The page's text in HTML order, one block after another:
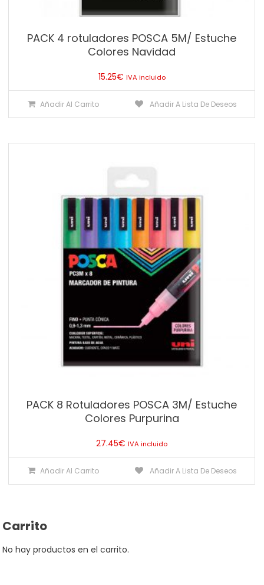
PACK 4 rotuladores POSCA 5M/ Estuche
Colores Navidad
15.25€ IVA incluido
Añadir Al Carrito Añadir A Lista De Deseos
PACK 8 Rotuladores POSCA 3M/ Estuche
Colores Purpurina
27.45€ IVA incluido
Añadir Al Carrito Añadir A Lista De Deseos
Carrito
No hay productos en el carrito.